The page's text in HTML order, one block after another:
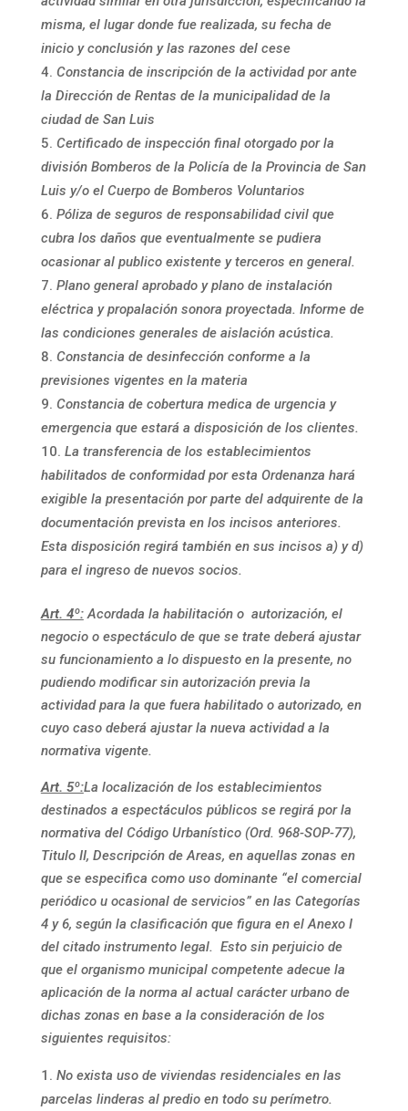
misma, el lugar donde fue realizada, su fecha de
inicio y conclusión y las razones del cese
Constancia de inscripción de la actividad por ante
la Dirección de Rentas de la municipalidad de la
ciudad de San Luis
Certificado de inspección final otorgado por la
división Bomberos de la Policía de la Provincia de San
Luis y/o el Cuerpo de Bomberos Voluntarios
Póliza de seguros de responsabilidad civil que
cubra los daños que eventualmente se pudiera
ocasionar al publico existente y terceros en general.
Plano general aprobado y plano de instalación
eléctrica y propalación sonora proyectada. Informe de
las condiciones generales de aislación acústica.
Constancia de desinfección conforme a la
previsiones vigentes en la materia
Constancia de cobertura medica de urgencia y
emergencia que estará a disposición de los clientes.
La transferencia de los establecimientos
habilitados de conformidad por esta Ordenanza hará
exigible la presentación por parte del adquirente de la
documentación prevista en los incisos anteriores.
Esta disposición regirá también en sus incisos a) y d)
para el ingreso de nuevos socios.
Art. 4º:Acordada la habilitación o autorización, el
negocio o espectáculo de que se trate deberá ajustar
su funcionamiento a lo dispuesto en la presente, no
pudiendo modificar sin autorización previa la
actividad para la que fuera habilitado o autorizado, en
cuyo caso deberá ajustar la nueva actividad a la
normativa vigente.
Art. 5º:La localización de los establecimientos
destinados a espectáculos públicos se regirá por la
normativa del Código Urbanístico (Ord. 968-SOP-77),
Titulo II, Descripción de Areas, en aquellas zonas en
que se especifica como uso dominante “el comercial
periódico u ocasional de servicios” en las Categorías
4 y 6, según la clasificación que figura en el Anexo I
del citado instrumento legal. Esto sin perjuicio de
que el organismo municipal competente adecue la
aplicación de la norma al actual carácter urbano de
dichas zonas en base a la consideración de los
siguientes requisitos:
No exista uso de viviendas residenciales en las
parcelas linderas al predio en todo su perímetro.